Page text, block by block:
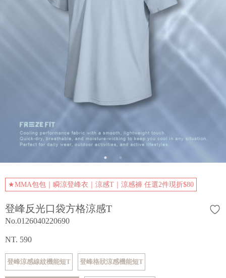
★MMA包包｜瞬涼登峰衣｜涼感T｜涼感褲 任選2件現折$80
登峰反光口袋方格涼感T
No.0126040220690
NT. 590
登峰涼感線紋機能短T 登峰格狀涼感機能短T